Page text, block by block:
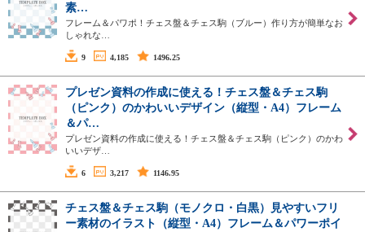
素…
フレーム＆パワポ！チェス盤＆チェス駒（ブルー）作り方が簡単なお
しゃれな…
9 4,185 1496.25
プレゼン資料の作成に使える！チェス盤＆チェス駒
（ピンク）のかわいいデザイン（縦型・A4）フレーム
＆パ…
プレゼン資料の作成に使える！チェス盤＆チェス駒（ピンク）のかわ
いいデザ…
6 3,217 1146.95
チェス盤＆チェス駒（モノクロ・白黒）見やすいフリ
ー素材のイラスト（縦型・A4）フレーム＆パワーポイ